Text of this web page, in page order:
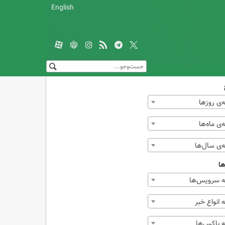
English
روزها
ماه‌ها
سال‌ها
سرویس‌ها
انواع خبر